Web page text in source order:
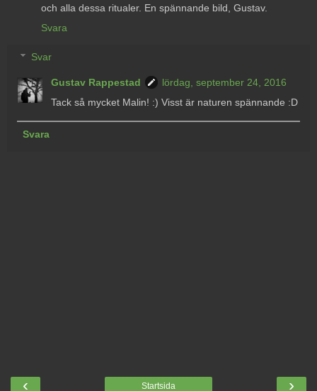
och alla dessa ritualer. En spännande bild, Gustav.
Svara
Svar
Gustav Rappestad
lördag, september 24, 2016
Tack så mycket Malin! :) Visst är naturen spännande :D
Svara
‹ ›
Startsida